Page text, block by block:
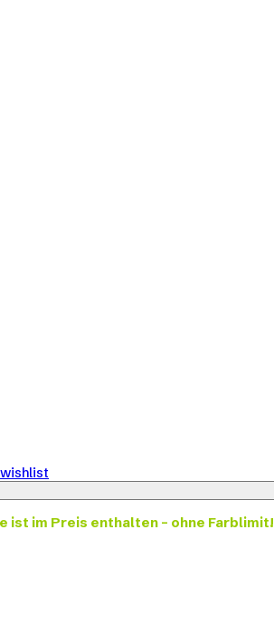
ist im Preis enthalten – ohne Farblimit!